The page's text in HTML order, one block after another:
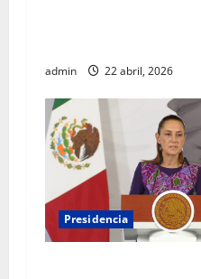
admin 22 abril, 2026
Presidencia